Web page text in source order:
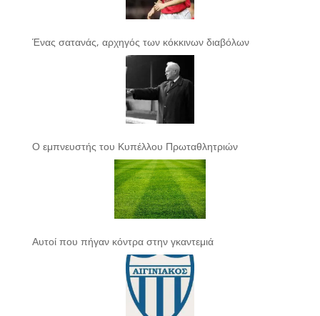
Ένας σατανάς, αρχηγός των κόκκινων διαβόλων
Ο εμπνευστής του Κυπέλλου Πρωταθλητριών
Αυτοί που πήγαν κόντρα στην γκαντεμιά